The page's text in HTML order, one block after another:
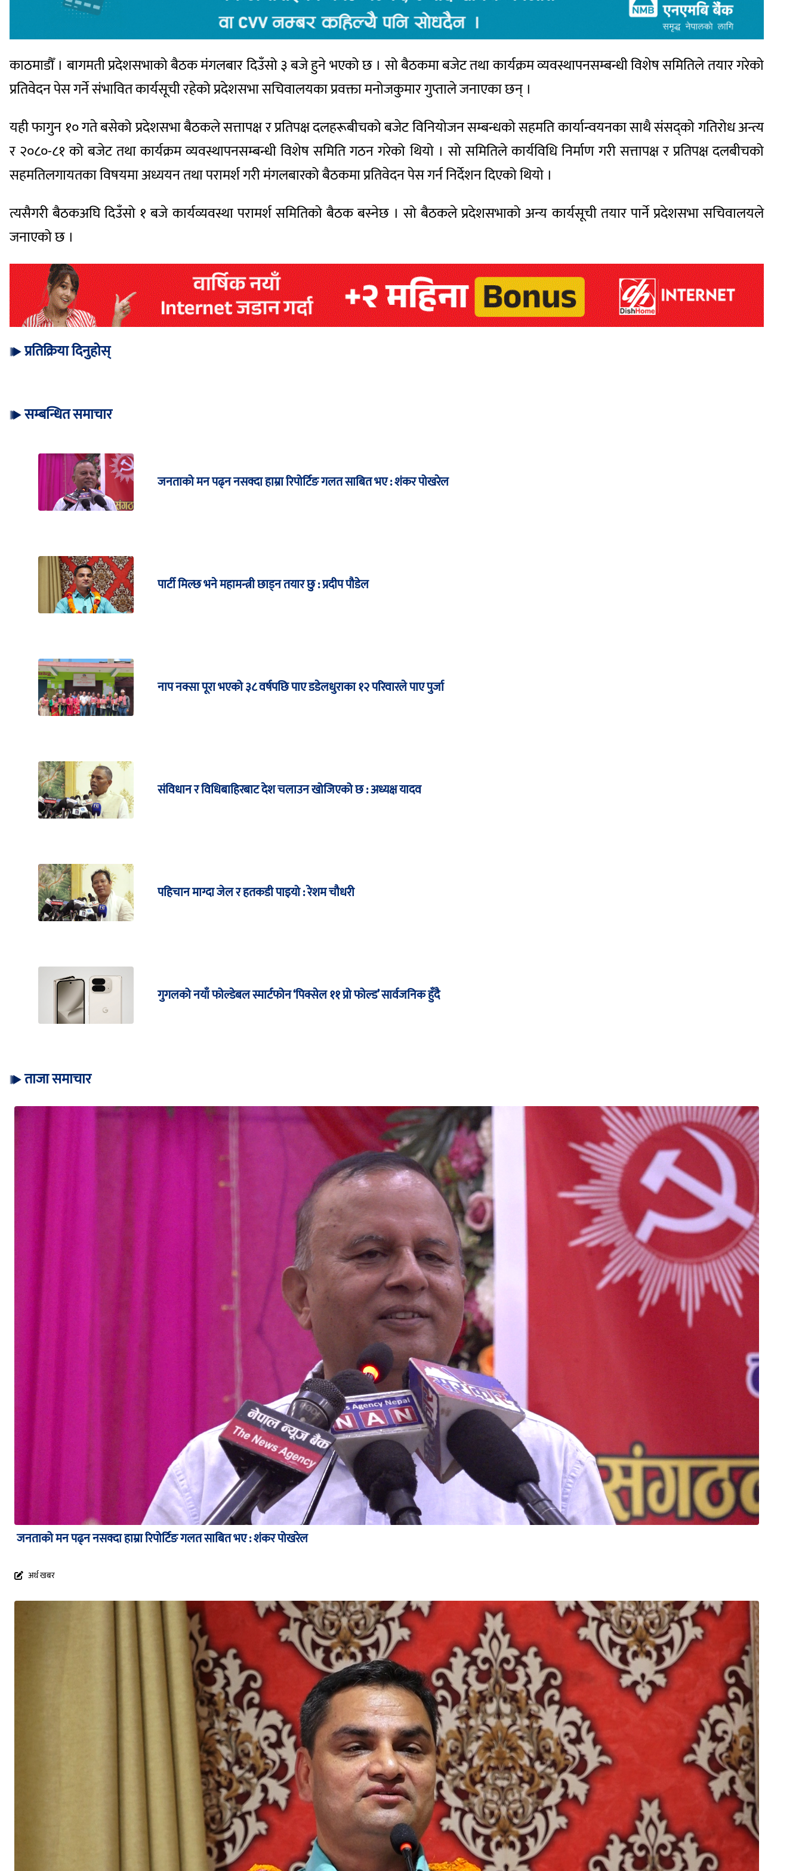
काठमाडौँ । बागमती प्रदेशसभाको बैठक मंगलबार दिउँसो ३ बजे हुने भएको छ । सो बैठकमा बजेट तथा कार्यक्रम व्यवस्थापनसम्बन्धी विशेष समितिले तयार गरेको
प्रतिवेदन पेस गर्ने संभावित कार्यसूची रहेको प्रदेशसभा सचिवालयका प्रवक्ता मनोजकुमार गुप्ताले जनाएका छन् ।
यही फागुन १० गते बसेको प्रदेशसभा बैठकले सत्तापक्ष र प्रतिपक्ष दलहरूबीचको बजेट विनियोजन सम्बन्धको सहमति कार्यान्वयनका साथै संसद्को गतिरोध अन्त्य
र २०८०-८१ को बजेट तथा कार्यक्रम व्यवस्थापनसम्बन्धी विशेष समिति गठन गरेको थियो । सो समितिले कार्यविधि निर्माण गरी सत्तापक्ष र प्रतिपक्ष दलबीचको
सहमतिलगायतका विषयमा अध्ययन तथा परामर्श गरी मंगलबारको बैठकमा प्रतिवेदन पेस गर्न निर्देशन दिएको थियो ।
त्यसैगरी बैठकअघि दिउँसो १ बजे कार्यव्यवस्था परामर्श समितिको बैठक बस्नेछ । सो बैठकले प्रदेशसभाको अन्य कार्यसूची तयार पार्ने प्रदेशसभा सचिवालयले
जनाएको छ ।
प्रतिक्रिया दिनुहोस्
सम्बन्धित समाचार
जनताको मन पढ्न नसक्दा हाम्रा रिपोर्टिङ गलत साबित भए : शंकर पोखरेल
पार्टी मिल्छ भने महामन्त्री छाड्न तयार छु : प्रदीप पौडेल
नाप नक्सा पूरा भएको ३८ वर्षपछि पाए डडेलधुराका १२ परिवारले पाए पुर्जा
संविधान र विधिबाहिरबाट देश चलाउन खोजिएको छ : अध्यक्ष यादव
पहिचान माग्दा जेल र हतकडी पाइयो : रेशम चौधरी
गुगलको नयाँ फोल्डेबल स्मार्टफोन ‘पिक्सेल ११ प्रो फोल्ड’ सार्वजनिक हुँदै
ताजा समाचार
जनताको मन पढ्न नसक्दा हाम्रा रिपोर्टिङ गलत साबित भए : शंकर पोखरेल
अर्थ खबर